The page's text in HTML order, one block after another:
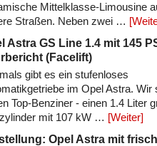
Mittelklasse-Limousine
Straßen. Neben zwei …
Astra GS Line 1.4 mit 145
(Facelift)
gibt es ein stufenloses
im Opel Astra. Wir
Top-Benziner - einen 1.4 Liter
mit 107 kW … [Weiter]
Opel Astra mit